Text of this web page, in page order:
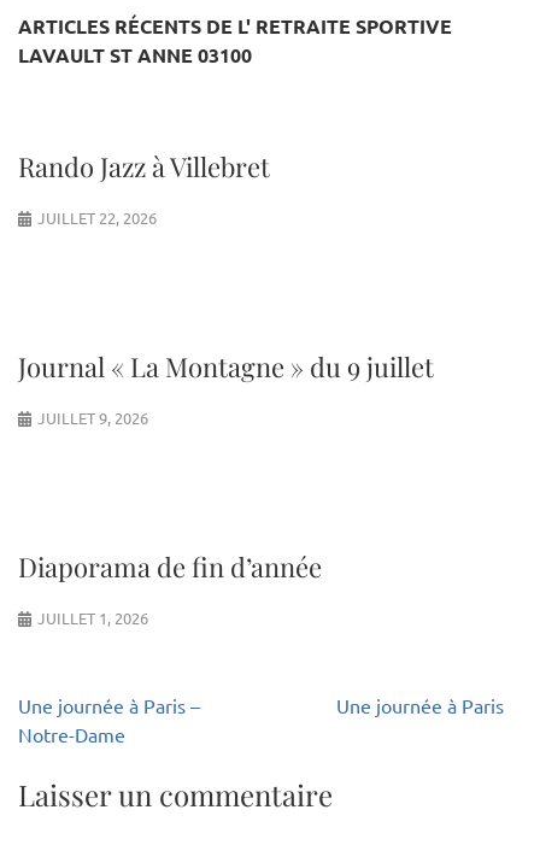
ARTICLES RÉCENTS DE L' RETRAITE SPORTIVE
LAVAULT ST ANNE 03100
Rando Jazz à Villebret
JUILLET 22, 2026
Journal « La Montagne » du 9 juillet
JUILLET 9, 2026
Diaporama de fin d’année
JUILLET 1, 2026
Navigation
de
Une journée à Paris –
Notre-Dame
Une journée à Paris
Laisser un commentaire